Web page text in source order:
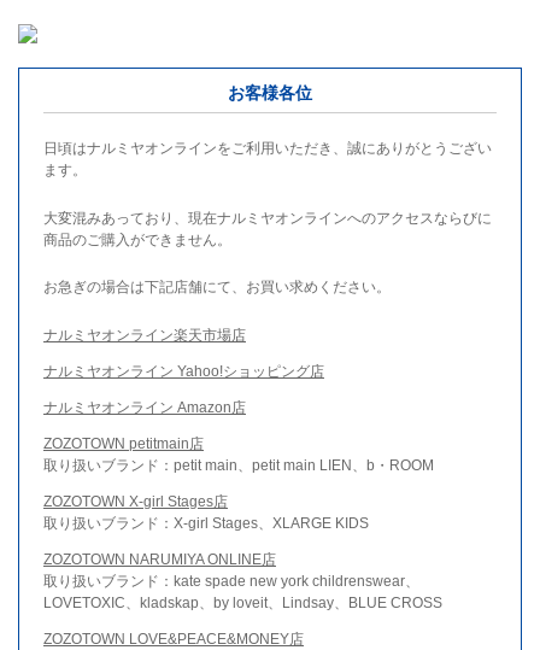
お客様各位
日頃はナルミヤオンラインをご利用いただき、誠にありがとうござい
ます。
大変混みあっており、現在ナルミヤオンラインへのアクセスならびに
商品のご購入ができません。
お急ぎの場合は下記店舗にて、お買い求めください。
ナルミヤオンライン楽天市場店
ナルミヤオンライン Yahoo!ショッピング店
ナルミヤオンライン Amazon店
ZOZOTOWN petitmain店
取り扱いブランド：petit main、petit main LIEN、b・ROOM
ZOZOTOWN X-girl Stages店
取り扱いブランド：X-girl Stages、XLARGE KIDS
ZOZOTOWN NARUMIYA ONLINE店
取り扱いブランド：kate spade new york childrenswear、
LOVETOXIC、kladskap、by loveit、Lindsay、BLUE CROSS
ZOZOTOWN LOVE&PEACE&MONEY店